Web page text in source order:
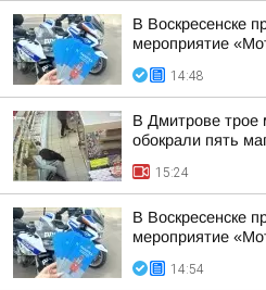
В Воскресенске
мероприятие
14:48
В Дмитрове трое
обокрали пять
15:24
В Воскресенске
мероприятие
14:54